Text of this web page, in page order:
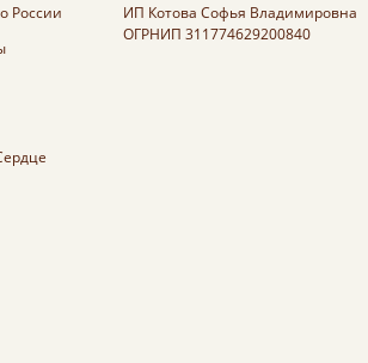
России
ИП Котова Софья Владимировна
ОГРНИП 311774629200840